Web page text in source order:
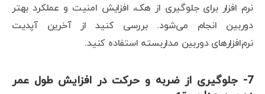
نرم افزار برای جلوگیری از هک، افزایش امنیت و عملکرد بهتر
دوربین انجام می‌شود. بررسی کنید از آخرین آپدیت
نرم‌افزارهای دوربین مداربسته استفاده کنید.
7- جلوگیری از ضربه و حرکت در افزایش طول عمر